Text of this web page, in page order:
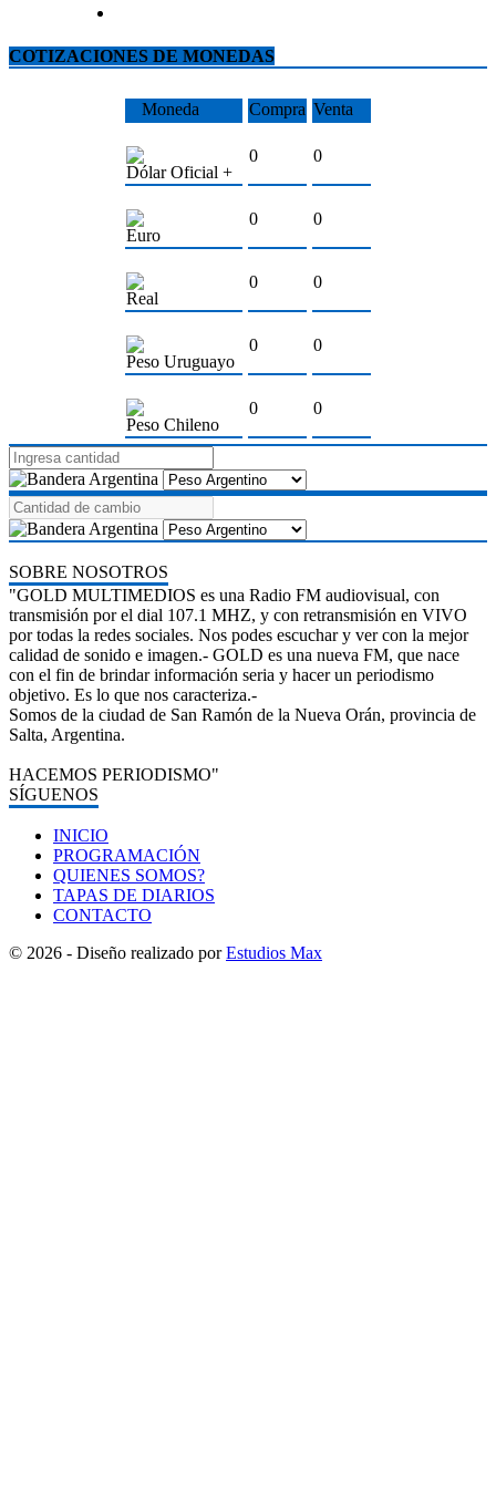
COTIZACIONES DE MONEDAS
Moneda Compra Venta
Dólar Oficial +
0 0
Euro
0 0
Real
0 0
Peso Uruguayo
0 0
Peso Chileno
0 0
SOBRE NOSOTROS
"GOLD MULTIMEDIOS es una Radio FM audiovisual, con
transmisión por el dial 107.1 MHZ, y con retransmisión en VIVO
por todas la redes sociales. Nos podes escuchar y ver con la mejor
calidad de sonido e imagen.- GOLD es una nueva FM, que nace
con el fin de brindar información seria y hacer un periodismo
objetivo. Es lo que nos caracteriza.-
Somos de la ciudad de San Ramón de la Nueva Orán, provincia de
Salta, Argentina.
HACEMOS PERIODISMO"
SÍGUENOS
INICIO
PROGRAMACIÓN
QUIENES SOMOS?
TAPAS DE DIARIOS
CONTACTO
© 2026 - Diseño realizado porEstudios Max